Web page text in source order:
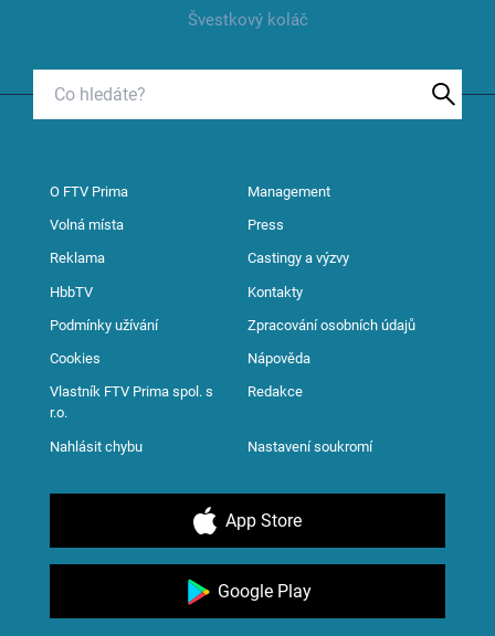
Švestkový koláč
O FTV Prima Management
Volná místa Press
Reklama Castingy a výzvy
HbbTV Kontakty
Podmínky užívání Zpracování osobních údajů
Cookies Nápověda
Vlastník FTV Prima spol. s
r.o.
Redakce
Nahlásit chybu Nastavení soukromí
App Store
Google Play